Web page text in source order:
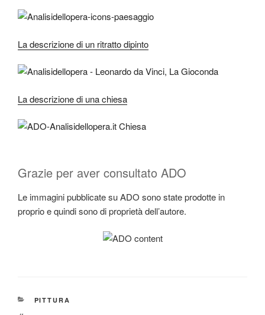
La descrizione di un ritratto dipinto
La descrizione di una chiesa
Grazie per aver consultato ADO
Le immagini pubblicate su ADO sono state prodotte in
proprio e quindi sono di proprietà dell’autore.
CATEGORIE
PITTURA